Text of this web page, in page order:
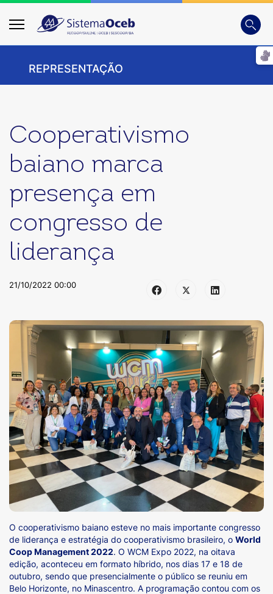
Busca
REPRESENTAÇÃO
Cooperativismo
baiano marca
presença em
congresso de
liderança
21/10/2022 00:00
O cooperativismo baiano esteve no mais importante congresso
de liderança e estratégia do cooperativismo brasileiro, o World
Coop Management 2022. O WCM Expo 2022, na oitava
edição, aconteceu em formato híbrido, nos dias 17 e 18 de
outubro, sendo que presencialmente o público se reuniu em
Belo Horizonte, no Minascentro. A programação contou com os